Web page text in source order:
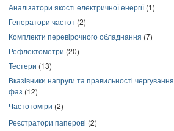
Аналізатори якості електричної енергії(1)
Генератори частот (2)
Комплекти перевірочного обладнання (7)
Рефлектометри (20)
Тестери (13)
Вказівники напруги та правильності чергування
фаз (12)
Частотоміри (2)
Реєстратори паперові (2)